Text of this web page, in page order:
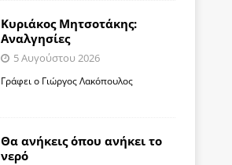
Κυριάκος Μητσοτάκης:
Αναλγησίες
5 Αυγούστου 2026
Γράφει ο Γιώργος Λακόπουλος
Θα ανήκεις όπου ανήκει το
νερό